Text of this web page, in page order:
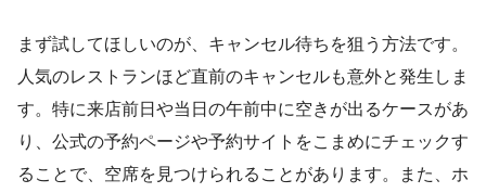
まず試してほしいのが、キャンセル待ちを狙う方法です。
人気のレストランほど直前のキャンセルも意外と発生しま
す。特に来店前日や当日の午前中に空きが出るケースがあ
り、公式の予約ページや予約サイトをこまめにチェックす
ることで、空席を見つけられることがあります。また、ホ